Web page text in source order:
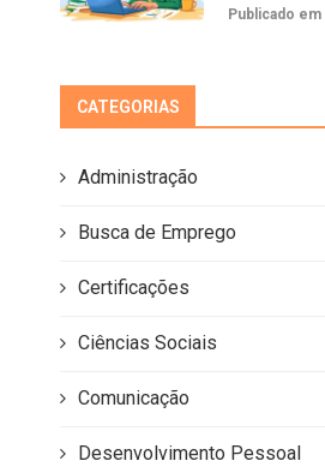
Publicado em
CATEGORIAS
Administração
Busca de Emprego
Certificações
Ciências Sociais
Comunicação
Desenvolvimento Pessoal